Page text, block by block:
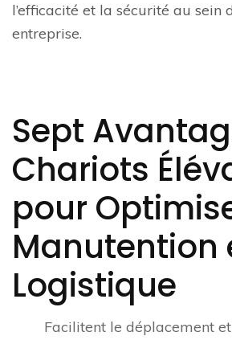
l’efficacité et la sécurité au sein
entreprise.
Sept
Chariots
pour
Manutention
Logistique
Facilitent le déplacement